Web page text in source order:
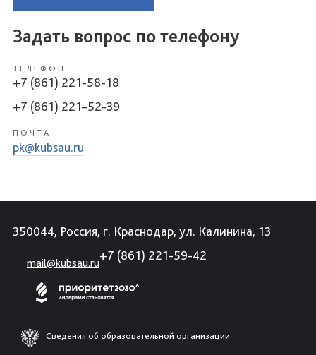
Задать вопрос по телефону
ТЕЛЕФОН
+7 (861) 221-58-18
+7 (861) 221–52-39
ПОЧТА
pk@kubsau.ru
350044, Россия, г. Краснодар, ул. Калинина, 13
mail@kubsau.ru
+7 (861) 221-59-42
Сведения об образовательной организации